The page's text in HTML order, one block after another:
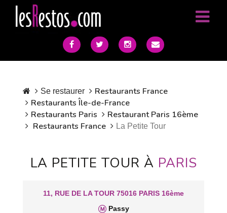
Se restaurer
Restaurants France
Restaurants Île-de-France
Restaurants Paris
Restaurant Paris 16ème
Restaurants France
La Petite Tour
LA PETITE TOUR À PARIS
11, RUE DE LA TOUR 75016 PARIS 16ème
Passy